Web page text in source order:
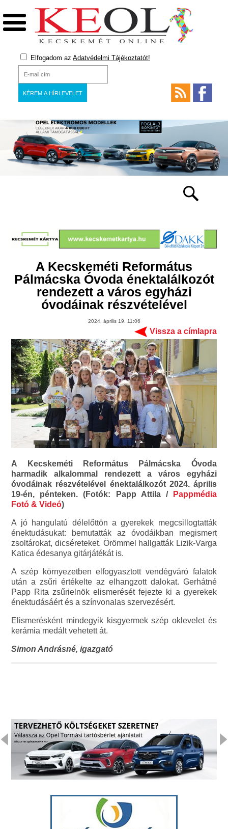
Elfogadom az Adatvédelmi Tájékoztatót!
A Kecskeméti Református
Pálmácska Óvoda énektalálkozót
rendezett a város egyházi
óvodáinak részvételével
2024. április 19. 11:06
Vissza a címlapra
A Kecskeméti Református Pálmácska Óvoda
harmadik alkalommal rendezett a város egyházi
óvodáinak részvételével énektalálkozót 2024. április
19-én, pénteken. (Fotók: Papp Attila /
Pappmédia
Fotó & Videó)
A jó hangulatú délelőttön a gyerekek megcsillogtatták
énektudásukat: bemutatták az óvodáikban megismert
zsoltárokat, dicséreteket. Örömmel hallgatták Lizik-Varga
Katica édesanya gitárjátékát is.
A szép környezetben elfogyasztott vendégváró falatok
után a zsűri értékelte az elhangzott dalokat. Gerhátné
Papp Rita zsűrielnök elismerését fejezte ki a gyerekek
énektudásáért és a színvonalas szervezésért.
Elismerésként mindegyik kisgyermek szép oklevelet és
kerámia medált vehetett át.
Simon Andrásné, igazgató